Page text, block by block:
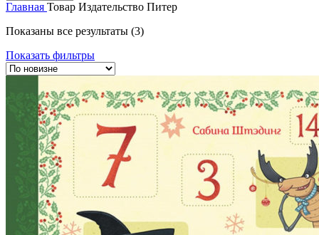
Главная Товар Издательство Питер
Показаны все результаты (3)Сортировка:
Показать фильтры